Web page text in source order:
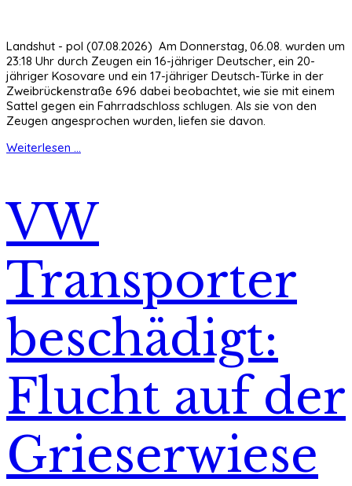
Landshut - pol (07.08.2026) Am Donnerstag, 06.08. wurden um
23:18 Uhr durch Zeugen ein 16-jähriger Deutscher, ein 20-
jähriger Kosovare und ein 17-jähriger Deutsch-Türke in der
Zweibrückenstraße 696 dabei beobachtet, wie sie mit einem
Sattel gegen ein Fahrradschloss schlugen. Als sie von den
Zeugen angesprochen wurden, liefen sie davon.
Weiterlesen ...
VW
Transporter
beschädigt:
Flucht auf der
Grieserwiese